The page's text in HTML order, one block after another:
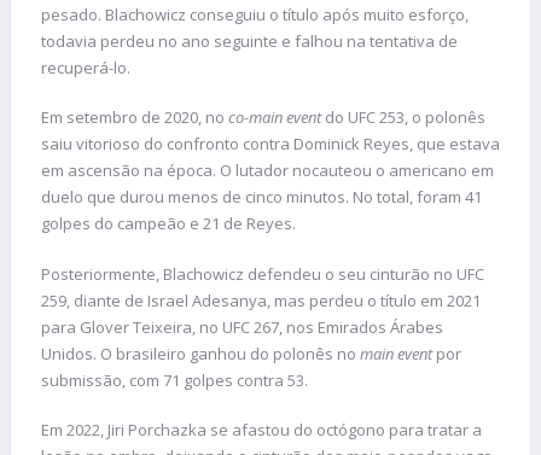
pesado. Blachowicz conseguiu o título após muito esforço,
todavia perdeu no ano seguinte e falhou na tentativa de
recuperá-lo.
Em setembro de 2020, no co-main eventdo UFC 253, o polonês
saiu vitorioso do confronto contra Dominick Reyes, que estava
em ascensão na época. O lutador nocauteou o americano em
duelo que durou menos de cinco minutos. No total, foram 41
golpes do campeão e 21 de Reyes.
Posteriormente, Blachowicz defendeu o seu cinturão no UFC
259, diante de Israel Adesanya, mas perdeu o título em 2021
para Glover Teixeira, no UFC 267, nos Emirados Árabes
Unidos. O brasileiro ganhou do polonês no main eventpor
submissão, com 71 golpes contra 53.
Em 2022, Jiri Porchazka se afastou do octógono para tratar a